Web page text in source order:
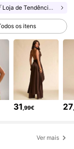
「Loja de Tendências」
os itens
31,99€ 27
Ver mais